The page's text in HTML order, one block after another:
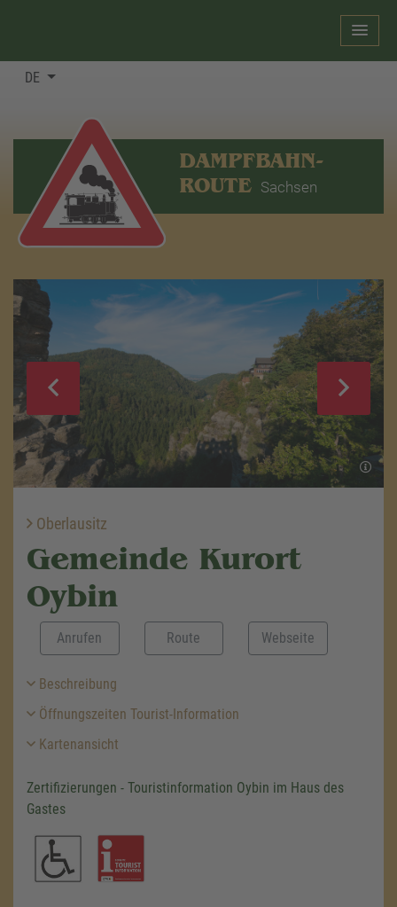
DE
DAMPFBAHN-
ROUTE Sachsen
Oberlausitz
Gemeinde Kurort
Oybin
Anrufen Route Webseite
Beschreibung
Öffnungszeiten Tourist-Information
Kartenansicht
Zertifizierungen - Touristinformation Oybin im Haus des
Gastes